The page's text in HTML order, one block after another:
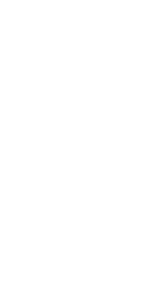
металлической
гравировки.
любую
номер
размещать
поэтому со
розовый, зеленый,